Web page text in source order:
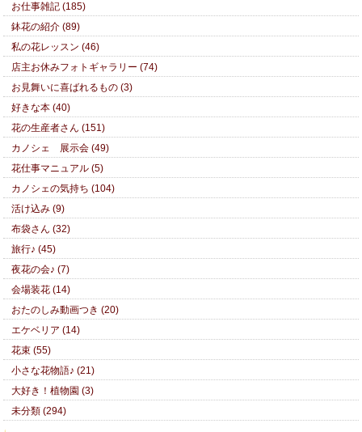
お仕事雑記 (185)
鉢花の紹介 (89)
私の花レッスン (46)
店主お休みフォトギャラリー (74)
お見舞いに喜ばれるもの (3)
好きな本 (40)
花の生産者さん (151)
カノシェ 展示会 (49)
花仕事マニュアル (5)
カノシェの気持ち (104)
活け込み (9)
布袋さん (32)
旅行♪ (45)
夜花の会♪ (7)
会場装花 (14)
おたのしみ動画つき (20)
エケベリア (14)
花束 (55)
小さな花物語♪ (21)
大好き！植物園 (3)
未分類 (294)